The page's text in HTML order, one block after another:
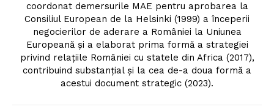
coordonat demersurile MAE pentru aprobarea la
Consiliul European de la Helsinki (1999) a începerii
negocierilor de aderare a României la Uniunea
Europeană și a elaborat prima formă a strategiei
privind relațiile României cu statele din Africa (2017),
contribuind substanțial și la cea de-a doua formă a
acestui document strategic (2023).